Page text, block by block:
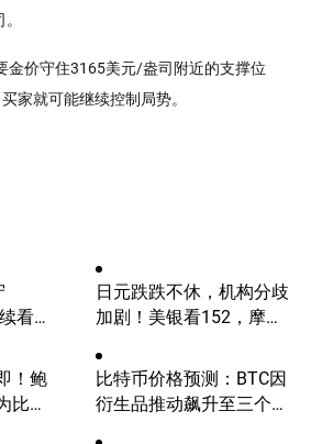
金价守住3165美元/盎司附近的支撑位
家就可能继续控制局势。
看
日元跌跌不休，机构分歧
加剧！美银看152，摩根
！鲍
比特
比特币价格预测：BTC因
衍生品推动飙升至三个月